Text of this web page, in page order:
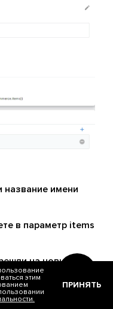
этим
ПРИНЯТЬ
название имени
в параметр items
на новый
если